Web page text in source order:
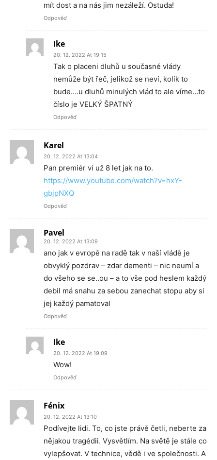
mít dost a na nás jim nezáleží. Ostuda!
Odpověď
Ike
20. 12. 2022 At 19:15
Tak o placeni dluhů u současné vlády
nemůže být řeč, jelikož se neví, kolik to
bude….u dluhů minulých vlád to ale víme…to
číslo je VELKÝ ŠPATNÝ
Odpověď
Karel
20. 12. 2022 At 13:04
Pan premiér ví už 8 let jak na to.
https://www.youtube.com/watch?v=hxY-
gbjpNXQ
Odpověď
Pavel
20. 12. 2022 At 13:09
ano jak v evropě na radě tak v naší vládě je
obvyklý pozdrav – zdar dementi – nic neumí a
do všeho se se..ou – a to vše pod heslem každý
debil má snahu za sebou zanechat stopu aby si
jej každý pamatoval
Odpověď
Ike
20. 12. 2022 At 19:09
Wow!
Odpověď
Fénix
20. 12. 2022 At 13:10
Podívejte lidi. To, co jste právě četli, neberte za
nějakou tragédii. Vysvětlím. Na světě je stále co
vylepšovat. V technice, vědě i ve společnosti. A